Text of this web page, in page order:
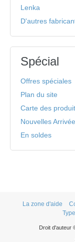
Lenka
D'autres
Spécial
Offres spéciales
Plan du site
Carte des
Nouvelles
En soldes
La zone d'aide
Droit d'auteur